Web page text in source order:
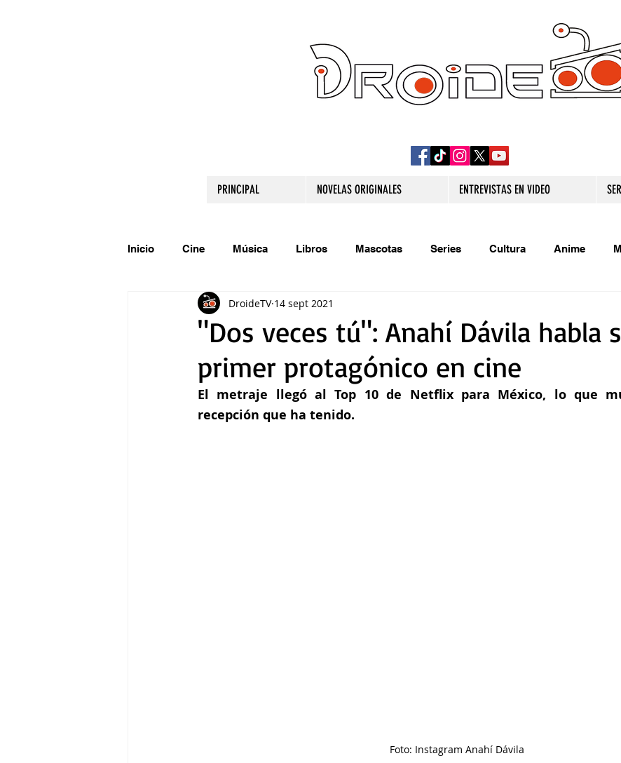
PRINCIPAL NOVELAS ORIGINALES ENTREVISTAS EN VIDEO
Inicio Cine Música Libros Mascotas Series Cultura Anime
Comparte tu talento Relatos originales
Gastronomía Tecnología
"Dos veces tú": Anahí Dávila habla
primer protagónico en cine
DroideTV 14 sept 2021
El metraje llegó al Top 10 de Netflix para México, lo que
recepción que ha tenido.
Foto: Instagram Anahí Dávila